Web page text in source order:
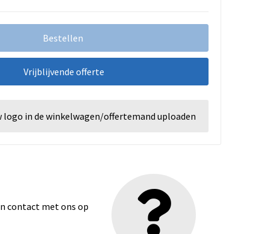
Bestellen
Vrijblijvende offerte
logo in de winkelwagen/offertemand uploaden
contact met ons op